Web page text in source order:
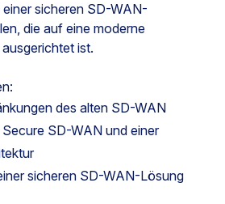
einer sicheren SD-WAN-
die auf eine moderne
ist.
des alten SD-WAN
SD-WAN und einer
sicheren SD-WAN-Lösung